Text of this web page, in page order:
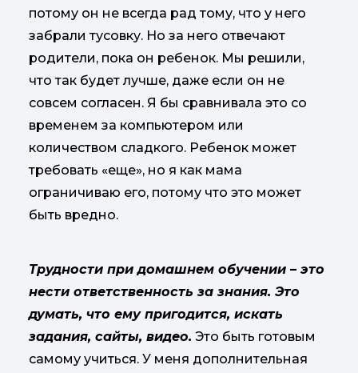
потому он не всегда рад тому, что у него
забрали тусовку. Но за него отвечают
родители, пока он ребенок. Мы решили,
что так будет лучше, даже если он не
совсем согласен. Я бы сравнивала это со
временем за компьютером или
количеством сладкого. Ребенок может
требовать «еще», но я как мама
ограничиваю его, потому что это может
быть вредно.
Трудности при домашнем обучении – это
нести ответственность за знания. Это
думать, что ему пригодится, искать
задания, сайты, видео. Это быть готовым
самому учиться. У меня дополнительная